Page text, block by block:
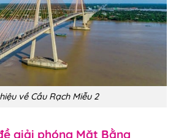
về Cầu Rạch Miễu 2
giải phóng Mặt Bằng